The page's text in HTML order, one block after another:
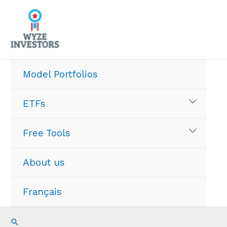
content
Model Portfolios
ETFs
Free Tools
About us
Français
Search